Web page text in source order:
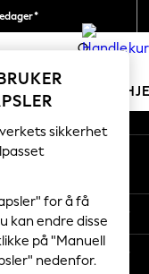
0
sikkerhet
for å få
kan endre disse
på "Manuell
nedenfor.